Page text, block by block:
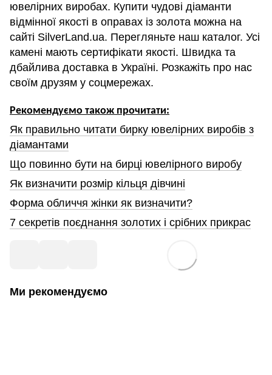
ювелірних виробах. Купити чудові діаманти
відмінної якості в оправах із золота можна на
сайті SilverLand.ua. Перегляньте наш каталог. Усі
камені мають сертифікати якості. Швидка та
дбайлива доставка в Україні. Розкажіть про нас
своїм друзям у соцмережах.
Рекомендуємо також прочитати:
Як правильно читати бирку ювелірних виробів з
діамантами
Що повинно бути на бирці ювелірного виробу
Як визначити розмір кільця дівчині
Форма обличчя жінки як визначити?
7 секретів поєднання золотих і срібних прикрас
Ми рекомендуємо